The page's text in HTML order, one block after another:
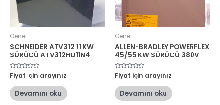
Genel
SCHNEIDER ATV312 11 KW
SÜRÜCÜ ATV312HD11N4
5
üzerinden
oy
aldı
Fiyat için arayınız
Devamını oku
Genel
ALLEN-BRADLEY POWERFLEX
45/55 KW SÜRÜCÜ 380V
5
üzerinden
oy
aldı
Fiyat için arayınız
Devamını oku